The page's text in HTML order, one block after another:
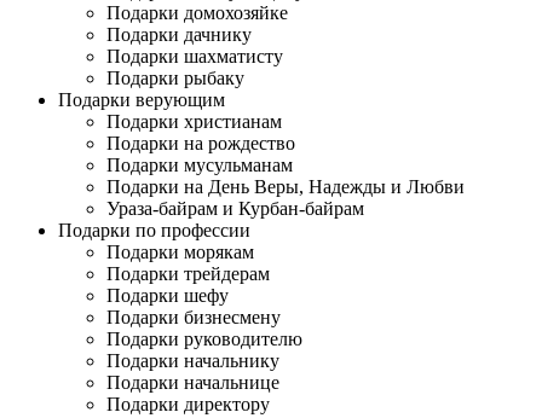
Подарки домохозяйке
Подарки дачнику
Подарки шахматисту
Подарки рыбаку
Подарки верующим
Подарки христианам
Подарки на рождество
Подарки мусульманам
Подарки на День Веры, Надежды и Любви
Ураза-байрам и Курбан-байрам
Подарки по профессии
Подарки морякам
Подарки трейдерам
Подарки шефу
Подарки бизнесмену
Подарки руководителю
Подарки начальнику
Подарки начальнице
Подарки директору